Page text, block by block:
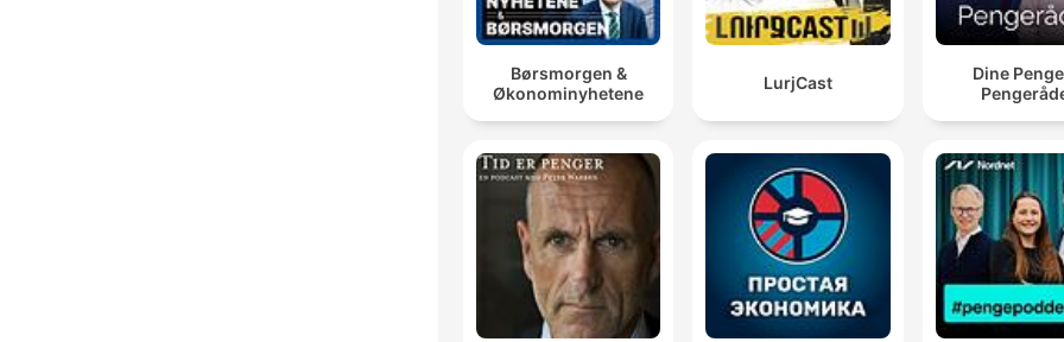
Børsmorgen &
Økonominyhetene
LurjCast
Dine